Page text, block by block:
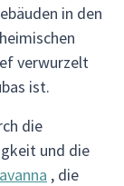
in den
verwurzelt
ist.
die
und die
, die